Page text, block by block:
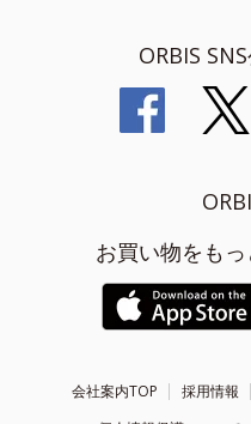
ORBIS
お買い物をもっ
会社案内TOP 採用情報